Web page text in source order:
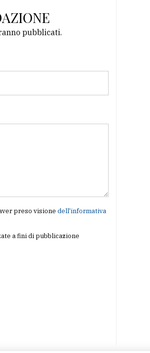
pubblicati.
preso visione dell'informativa
a fini di pubblicazione